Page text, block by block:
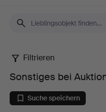
Sonstiges
bei
Filtrieren
Sonstiges bei
Suche speichern